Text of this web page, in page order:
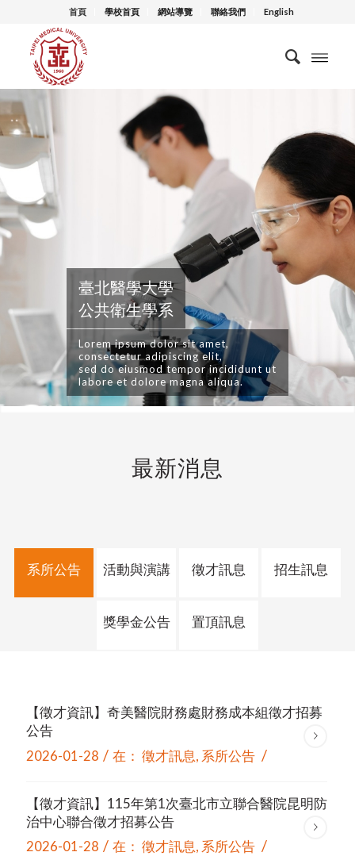
首頁 學校首頁 網站導覽 聯絡我們 English
臺北醫學大學
公共衛生學系
Lorem ipsum dolor sit amet,
consectetur adipiscing elit,
sed do eiusmod tempor incididunt ut
labore et dolore magna aliqua.
最新消息
系所公告 活動與演講 徵才訊息 招生訊息
獎學金公告 置頂訊息
【徵才資訊】奇美醫院財務處財務成本組徵才招募
公告
2026-01-28 / 在： 徵才訊息, 系所公告 /
【徵才資訊】115年第1次臺北市立聯合醫院昆明防
治中心聯合徵才招募公告
2026-01-28 / 在： 徵才訊息, 系所公告 /